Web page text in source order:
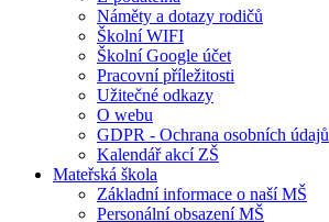
Náměty a dotazy rodičů
Školní WIFI
Školní Google účet
Pracovní příležitosti
Užitečné odkazy
O webu
GDPR - Ochrana osobních údajů
Kalendář akcí ZŠ
Mateřská škola
Základní informace o naší MŠ
Personální obsazení MŠ